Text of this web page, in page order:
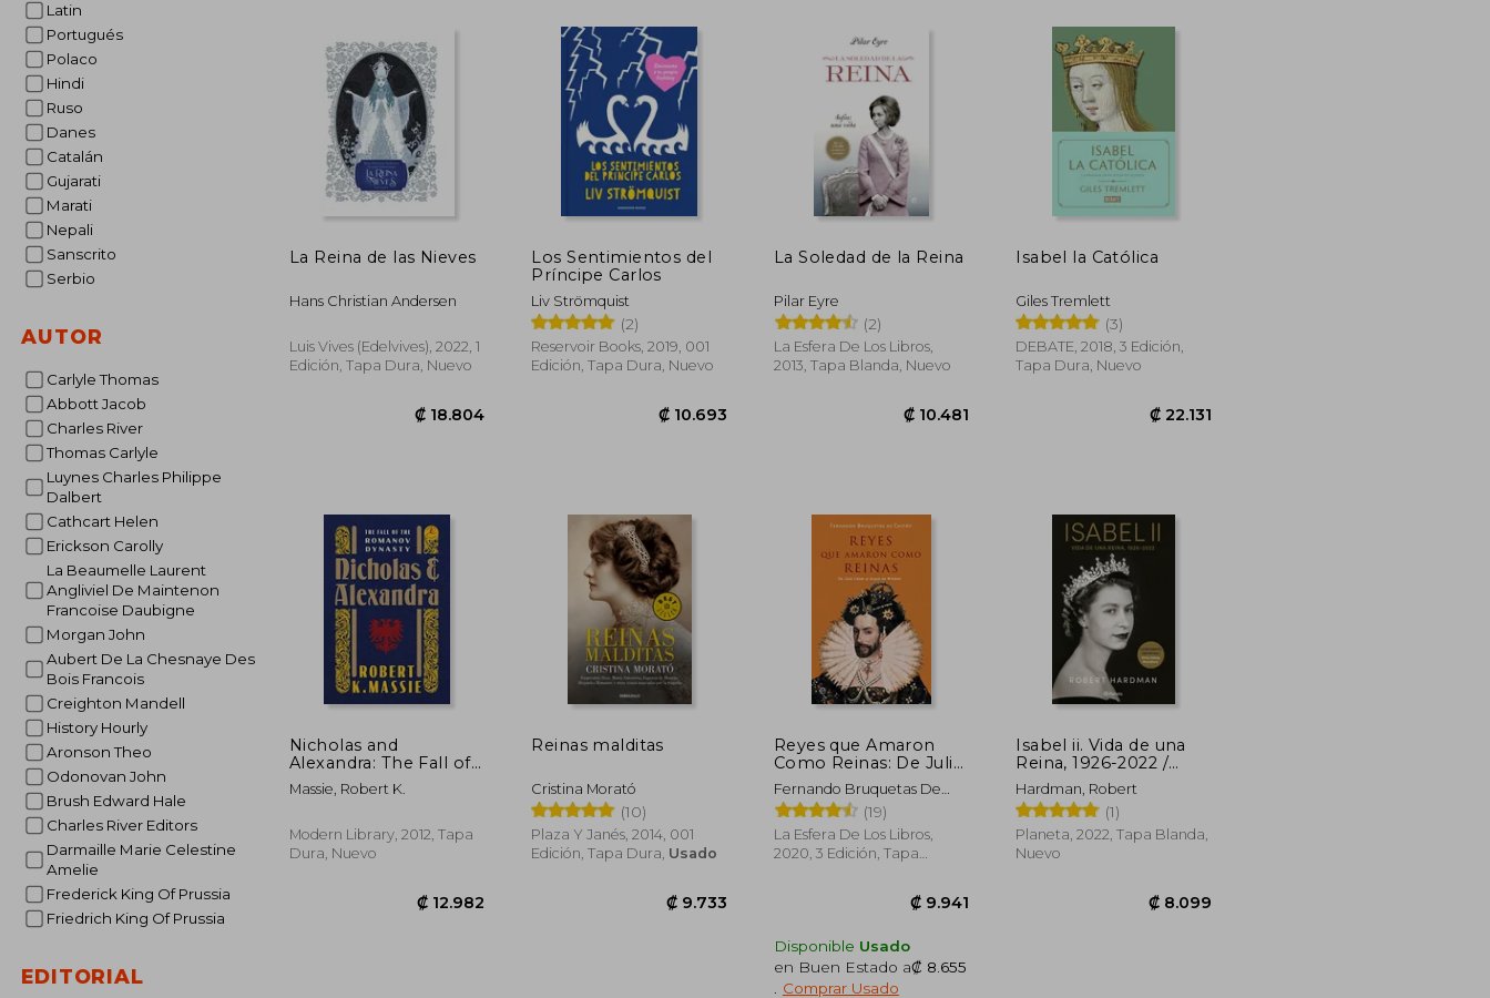
Latin
Portugués
Polaco
Hindi
Ruso
Danes
Catalán
Gujarati
Marati
Nepali
Sanscrito
Serbio
AUTOR
Carlyle Thomas
Abbott Jacob
Charles River
Thomas Carlyle
Luynes Charles Philippe
Dalbert
Cathcart Helen
Erickson Carolly
La Beaumelle Laurent
Angliviel De Maintenon
Francoise Daubigne
Morgan John
Aubert De La Chesnaye Des
Bois Francois
Creighton Mandell
History Hourly
Aronson Theo
Odonovan John
Brush Edward Hale
Charles River Editors
Darmaille Marie Celestine
Amelie
Frederick King Of Prussia
Friedrich King Of Prussia
EDITORIAL
₡ 5.811
La Reina de las Nieves
Hans Christian Andersen
Luis Vives (Edelvives), 2022, 1
Edición, Tapa Dura, Nuevo
Los Sentimientos del
Príncipe Carlos
Liv Strömquist
(2)
Reservoir Books, 2019, 001
Edición, Tapa Dura, Nuevo
La Soledad de la Reina
Pilar Eyre
(2)
La Esfera De Los Libros,
2013, Tapa Blanda, Nuevo
Isabel la Católica
Giles Tremlett
(3)
DEBATE, 2018, 3 Edición,
Tapa Dura, Nuevo
Nicholas and
Alexandra: The Fall of
the Romanov Dynasty
(Modern Library) (en
Massie, Robert K.
Modern Library, 2012, Tapa
Dura, Nuevo
Reinas malditas
Cristina Morató
(10)
Plaza Y Janés, 2014, 001
Edición, Tapa Dura, Usado
Reyes que Amaron
Como Reinas: De Julio
César al Duque de
Windsor
Fernando Bruquetas De
Castro
(19)
La Esfera De Los Libros,
2020, 3 Edición, Tapa
Disponible Usado
en Buen Estado a₡ 8.655
Comprar Usado
Isabel ii. Vida de una
Reina, 1926-2022 /
Elizabeth ii. Queen of
our Times, 1926-2022
(Spanish Edition)
Hardman, Robert
(1)
Planeta, 2022, Tapa Blanda,
Nuevo